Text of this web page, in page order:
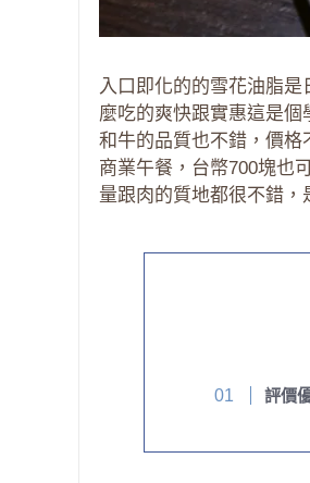
入口即化的的雪花油脂
麼吃的爽快跟實惠這是個
和牛的品質也不錯，價
商業午餐，台幣700塊也
量跟肉的質地都很不錯
評價